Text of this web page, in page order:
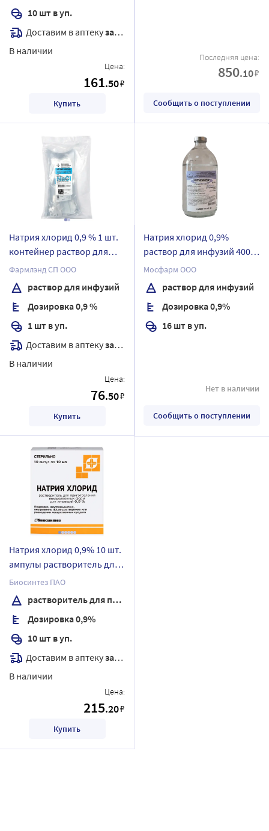
10 шт в уп.
Доставим в аптекузавтра
В наличии
Цена:
161.50₽
Купить
Последняя цена:
850.10₽
Сообщить о поступлении
Натрия хлорид 0,9 % 1 шт.
контейнер раствор для
инфузий 500 мл
Фармлэнд СП ООО
раствор для инфузий
Дозировка 0,9 %
1 шт в уп.
Доставим в аптекузавтра
В наличии
Цена:
76.50₽
Купить
Натрия хлорид 0,9%
раствор для инфузий 400
мл бутылка стеклянная 16
шт.
Мосфарм ООО
раствор для инфузий
Дозировка 0,9%
16 шт в уп.
Нет в наличии
Сообщить о поступлении
Натрия хлорид 0,9% 10 шт.
ампулы растворитель для
приготовления
лекарственных форм для
инъекций 10 мл
Биосинтез ПАО
растворитель для приготовления лекарственных форм для инъекций
Дозировка 0,9%
10 шт в уп.
Доставим в аптекузавтра
В наличии
Цена:
215.20₽
Купить